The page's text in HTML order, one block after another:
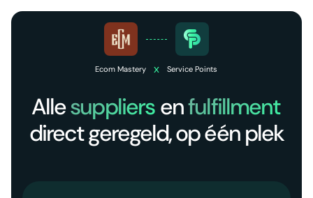
Ecom Mastery x Service Points
Allesuppliers enfulfillment
direct geregeld, op één plek